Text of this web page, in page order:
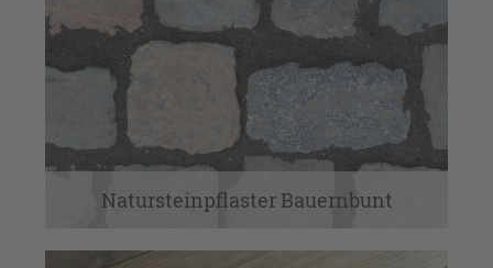
Natursteinpflaster Bauernbunt